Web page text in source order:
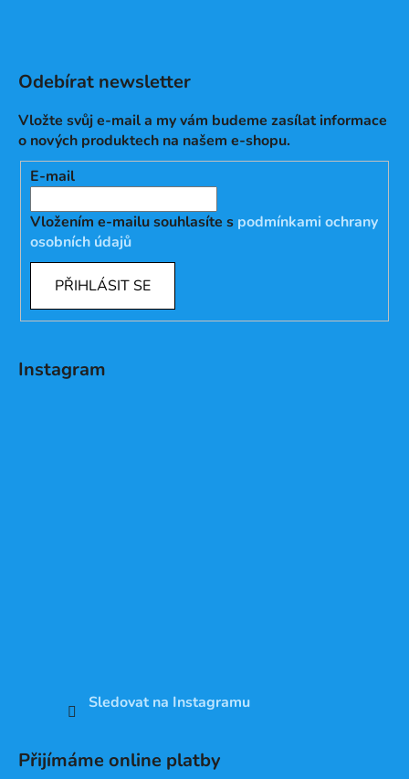
Odebírat newsletter
Vložte svůj e-mail a my vám budeme zasílat informace
o nových produktech na našem e-shopu.
E-mail
Vložením e-mailu souhlasíte s podmínkami ochrany
osobních údajů
PŘIHLÁSIT SE
Instagram
Sledovat na Instagramu
Přijímáme online platby